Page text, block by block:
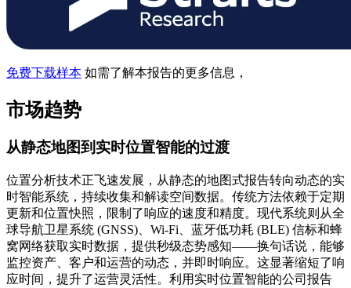
免费下载样本 如需了解本报告的更多信息，
市场趋势
从静态地图到实时位置智能的过渡
位置分析技术正飞速发展，从静态的地图式报告转向动态的实
时智能系统，持续收集和解读空间数​​据。传统方法依赖于定期
更新和位置快照，限制了响应的速度和精度。现代系统则从全
球导航卫星系统 (GNSS)、Wi-Fi、蓝牙低功耗 (BLE) 信标和蜂
窝网络获取实时数据，提供秒级态势感知——换句话说，能够
监控资产、客户和运营的动态，并即时响应。这显著缩短了响
应时间，提升了运营灵活性。利用实时位置智能的公司报告